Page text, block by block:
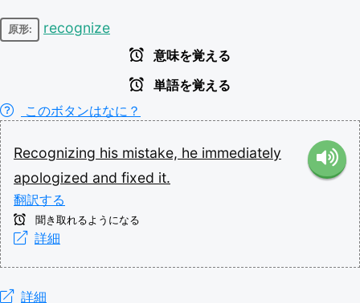
原形: recognize
意味を覚える
単語を覚える
このボタンはなに？
Recognizing his mistake, he immediately
apologized and fixed it.
翻訳する
聞き取れるようになる
詳細
詳細